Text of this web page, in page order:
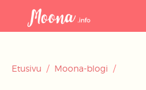
Etusivu / Moona-blogi /